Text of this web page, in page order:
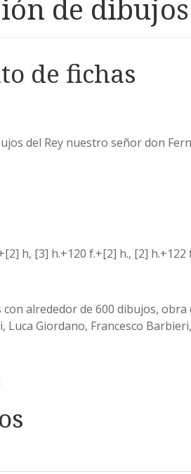
de
de fichas
del Rey nuestro señor don
h, [3] h.+120 f.+[2] h., [2]
alrededor de 600 dibujos,
Luca Giordano, Francesco